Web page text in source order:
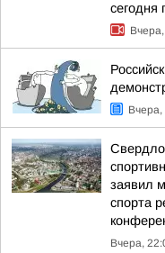
сегодня
Вчера,
заявил
спорта
Вчера,